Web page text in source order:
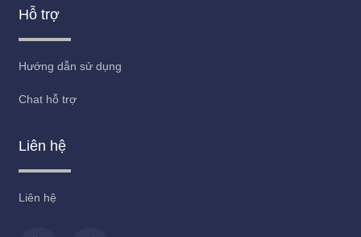
Hỗ trợ
Hướng dẫn sử dụng
Chat hỗ trợ
Liên hệ
Liên hệ